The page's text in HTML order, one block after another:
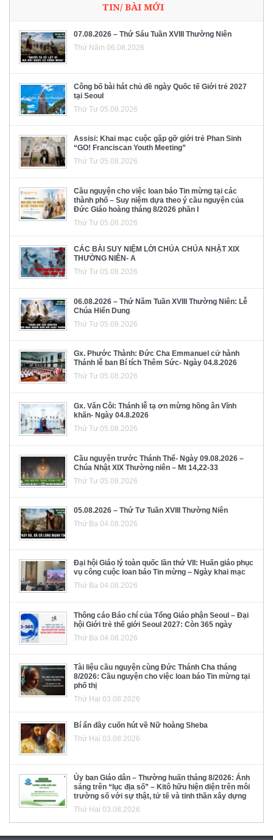
TIN/ BÀI MỚI
07.08.2026 – Thứ Sáu Tuần XVIII Thường Niên
Thứ Năm 06.08.2026
Công bố bài hát chủ đề ngày Quốc tế Giới trẻ 2027
tại Seoul
Thứ Tư 05.08.2026
Assisi: Khai mạc cuộc gặp gỡ giới trẻ Phan Sinh
“GO! Franciscan Youth Meeting”
Thứ Tư 05.08.2026
Cầu nguyện cho việc loan báo Tin mừng tại các
thành phố – Suy niệm dựa theo ý cầu nguyện của
Đức Giáo hoàng tháng 8/2026 phần I
Thứ Tư 05.08.2026
CÁC BÀI SUY NIỆM LỜI CHÚA CHÚA NHẬT XIX
THƯỜNG NIÊN- A
Thứ Tư 05.08.2026
06.08.2026 – Thứ Năm Tuần XVIII Thường Niên: Lễ
Chúa Hiển Dung
Thứ Tư 05.08.2026
Gx. Phước Thành: Đức Cha Emmanuel cử hành
Thánh lễ ban Bí tích Thêm Sức- Ngày 04.8.2026
Thứ Tư 05.08.2026
Gx. Văn Côi: Thánh lễ tạ ơn mừng hồng ân Vĩnh
khấn- Ngày 04.8.2026
Thứ Tư 05.08.2026
Cầu nguyện trước Thánh Thể- Ngày 09.08.2026 –
Chúa Nhật XIX Thường niên – Mt 14,22-33
Thứ Tư 05.08.2026
05.08.2026 – Thứ Tư Tuần XVIII Thường Niên
Thứ Ba 04.08.2026
Đại hội Giáo lý toàn quốc lần thứ VII: Huấn giáo phục
vụ công cuộc loan báo Tin mừng – Ngày khai mạc
Thứ Ba 04.08.2026
Thông cáo Báo chí của Tổng Giáo phận Seoul – Đại
hội Giới trẻ thế giới Seoul 2027: Còn 365 ngày
Thứ Ba 04.08.2026
Tài liệu cầu nguyện cùng Đức Thánh Cha tháng
8/2026: Cầu nguyện cho việc loan báo Tin mừng tại
phố thị
Thứ Hai 03.08.2026
Bí ẩn đầy cuốn hút về Nữ hoàng Sheba
Thứ Hai 03.08.2026
Ủy ban Giáo dân – Thường huấn tháng 8/2026: Ánh
sáng trên “lục địa số” – Kitô hữu hiện diện trên môi
trường số với sự thật, tử tế và tinh thần xây dựng
Thứ Hai 03.08.2026